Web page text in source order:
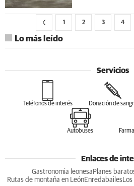
1 2 3 4
Lo más leído
Servicios
Teléfonos de interés Donación de
Autobuses
Enlaces de
Gastronomia leonesa Planes
Rutas de montaña en LeónEnredabailesLos